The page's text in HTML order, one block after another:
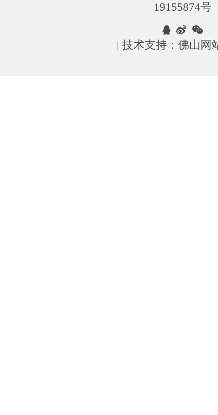
19155874号
| 技术支持： 佛山网